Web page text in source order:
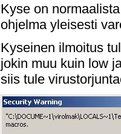
Kyse on
ohjelma yleisesti
Kyseinen ilmoitus
jokin muu kuin low
siis tule